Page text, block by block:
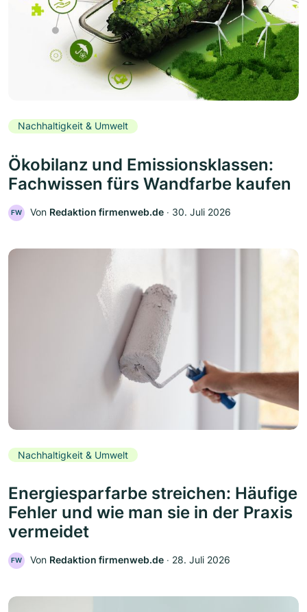
Nachhaltigkeit & Umwelt
Ökobilanz und Emissionsklassen:
Fachwissen fürs Wandfarbe kaufen
FW Von Redaktion firmenweb.de ‧ 30. Juli 2026
Nachhaltigkeit & Umwelt
Energiesparfarbe streichen: Häufige
Fehler und wie man sie in der Praxis
vermeidet
FW Von Redaktion firmenweb.de ‧ 28. Juli 2026